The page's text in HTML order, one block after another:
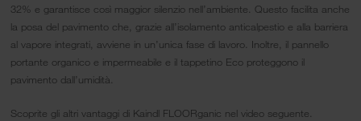
32% e garantisce così maggior silenzio nell’ambiente. Questo facilita anche
la posa del pavimento che, grazie all’isolamento anticalpestio e alla barriera
al vapore integrati, avviene in un’unica fase di lavoro. Inoltre, il pannello
portante organico e impermeabile e il tappetino Eco proteggono il
pavimento dall’umidità.
Scoprite gli altri vantaggi di Kaindl FLOORganic nel video seguente.